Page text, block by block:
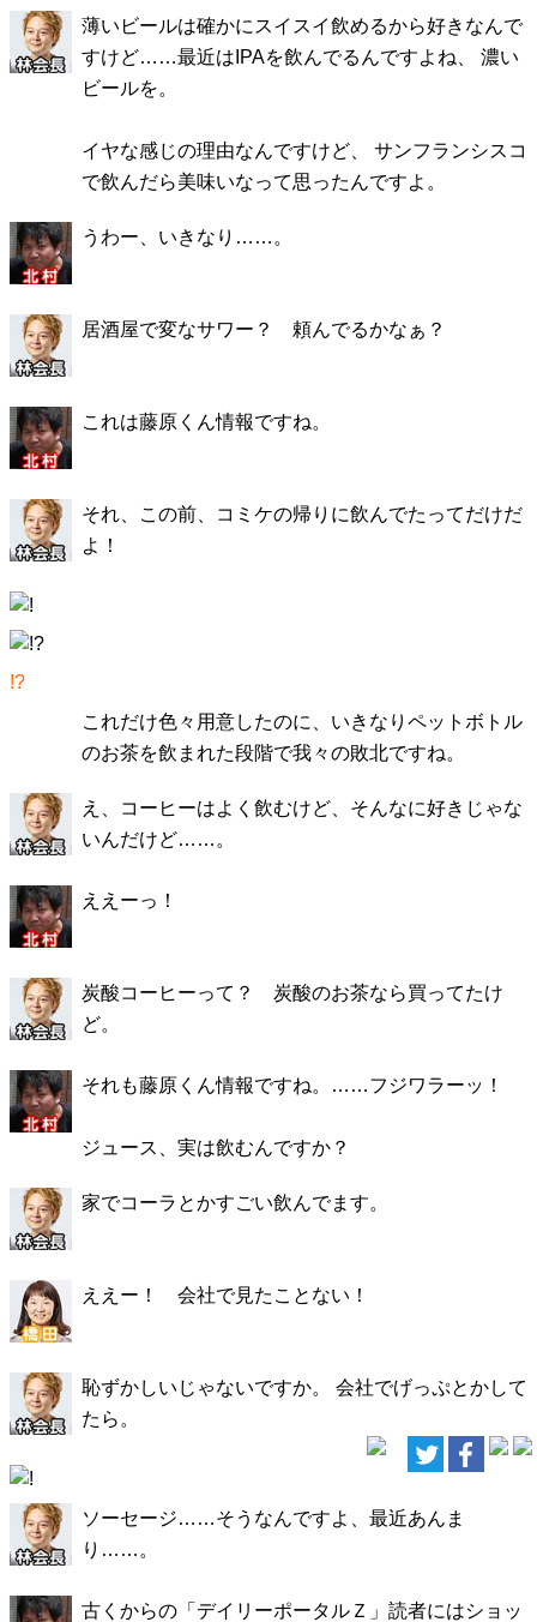
薄いビールは確かにスイスイ飲めるから好きなんで
すけど……最近はIPAを飲んでるんですよね、 濃い
ビールを。
イヤな感じの理由なんですけど、 サンフランシスコ
で飲んだら美味いなって思ったんですよ。
うわー、いきなり……。
居酒屋で変なサワー？ 頼んでるかなぁ？
これは藤原くん情報ですね。
それ、この前、コミケの帰りに飲んでたってだけだ
よ！
!?
これだけ色々用意したのに、いきなりペットボトル
のお茶を飲まれた段階で我々の敗北ですね。
え、コーヒーはよく飲むけど、そんなに好きじゃな
いんだけど……。
ええーっ！
炭酸コーヒーって？ 炭酸のお茶なら買ってたけ
ど。
それも藤原くん情報ですね。……フジワラーッ！
ジュース、実は飲むんですか？
家でコーラとかすごい飲んでます。
ええー！ 会社で見たことない！
恥ずかしいじゃないですか。 会社でげっぷとかして
たら。
ソーセージ……そうなんですよ、最近あんま
り……。
古くからの「デイリーポータルＺ」読者にはショッ